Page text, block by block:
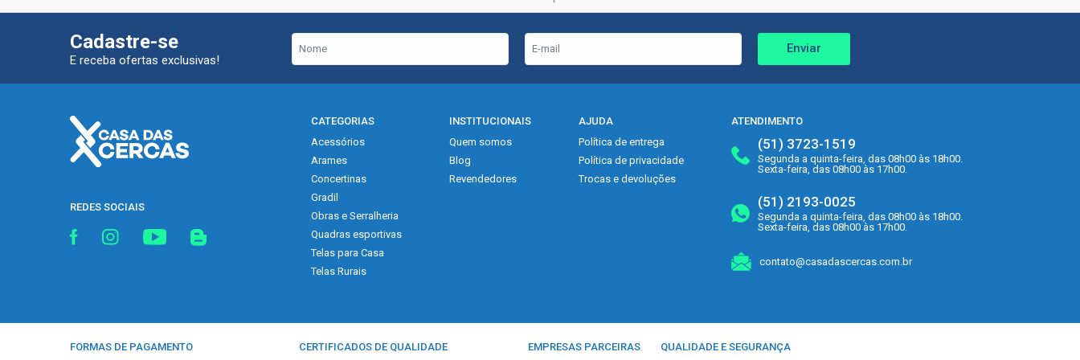
Cadastre-se
E receba ofertas exclusivas!
Enviar
REDES SOCIAIS
CATEGORIAS
Acessórios
Arames
Concertinas
Gradil
Obras e Serralheria
Quadras esportivas
Telas para Casa
Telas Rurais
INSTITUCIONAIS
Quem somos
Blog
Revendedores
AJUDA
Política de entrega
Política de privacidade
Trocas e devoluções
ATENDIMENTO
(51) 3723-1519
Segunda a quinta-feira, das 08h00 às 18h00.
Sexta-feira, das 08h00 às 17h00.
(51) 2193-0025
Segunda a quinta-feira, das 08h00 às 18h00.
Sexta-feira, das 08h00 às 17h00.
contato@casadascercas.com.br
FORMAS DE PAGAMENTO CERTIFICADOS DE QUALIDADE EMPRESAS PARCEIRAS QUALIDADE E SEGURANÇA